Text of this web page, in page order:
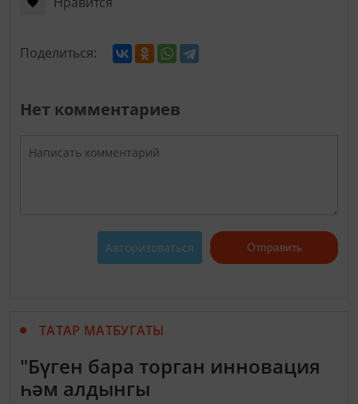
Поделиться:
Нет комментариев
Авторизоваться Отправить
ТАТАР МАТБУГАТЫ
"Бүген бара торган инновация
һәм алдынгы